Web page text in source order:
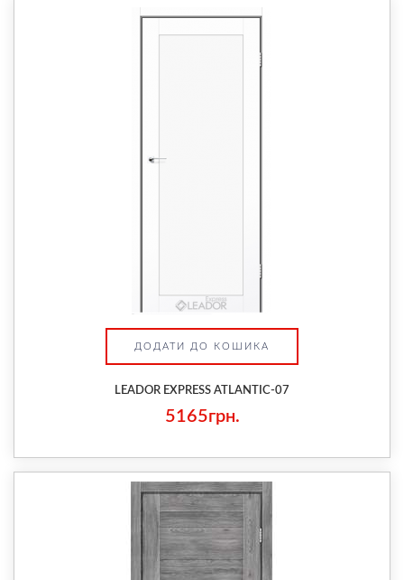
ДОДАТИ ДО КОШИКА
LEADOR EXPRESS ATLANTIC-07
5165грн.